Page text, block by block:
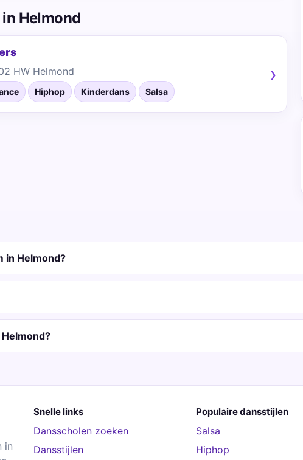
Helmond
HW Helmond
Hiphop Kinderdans Salsa
in Helmond?
in
Snelle links
Dansscholen zoeken
Dansstijlen
Populaire dansstijlen
Salsa
Hiphop